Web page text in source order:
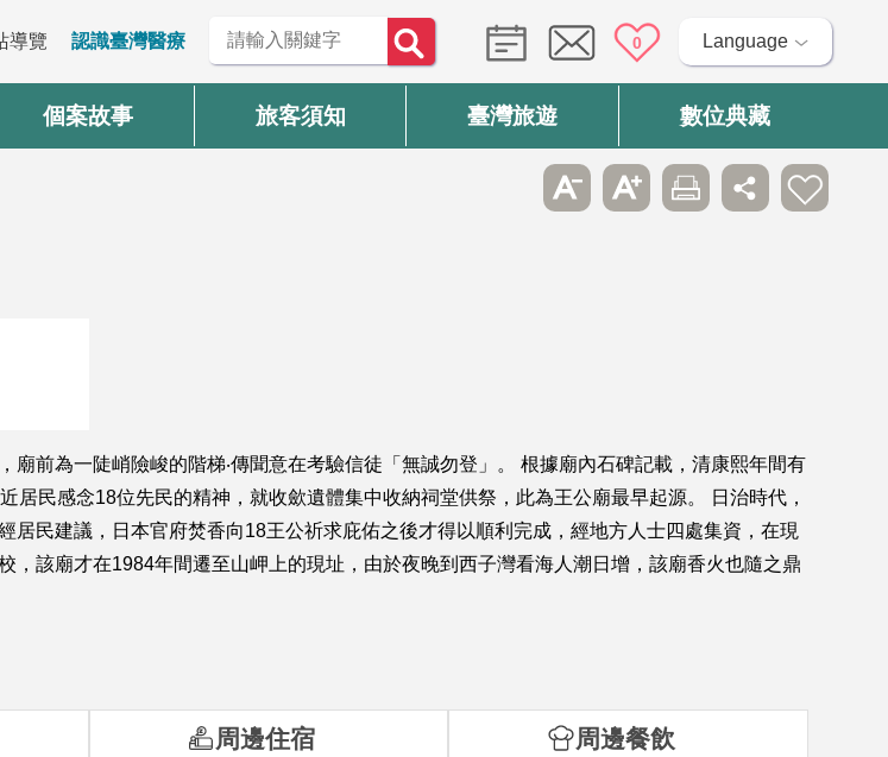
導覽 認識臺灣醫療 0 Language
個案故事 旅客須知 臺灣旅遊 數位典藏
前為一陡峭險峻的階梯‧傳聞意在考驗信徒「無誠勿登」。 根據廟內石碑記載，清康熙年間有
民感念18位先民的精神，就收歛遺體集中收納祠堂供祭，此為王公廟最早起源。 日治時代，
民建議，日本官府焚香向18王公祈求庇佑之後才得以順利完成，經地方人士四處集資，在現
該廟才在1984年間遷至山岬上的現址，由於夜晚到西子灣看海人潮日增，該廟香火也隨之鼎
周邊住宿 周邊餐飲